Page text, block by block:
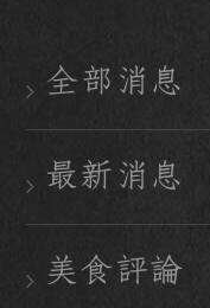
全部消息
最新消息
美食評論